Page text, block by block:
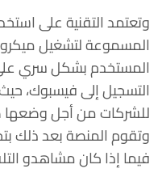
وتعتمد التقنية على
المسموعة لتشغيل
المستخدم بشكل سري
التسجيل إلى فيسبوك،
للشركات من أجل وضعها
وتقوم المنصة بعد ذلك
فيما إذا كان مشاهدو